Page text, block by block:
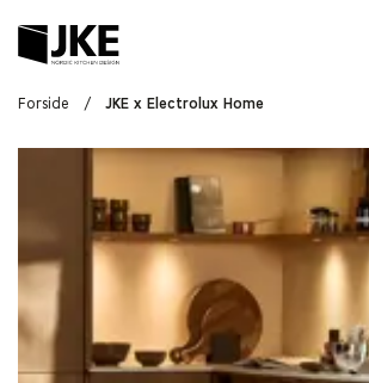
Forside / JKE x Electrolux Home